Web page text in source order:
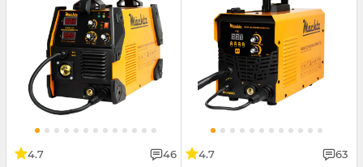
4.7 46 4.7 63